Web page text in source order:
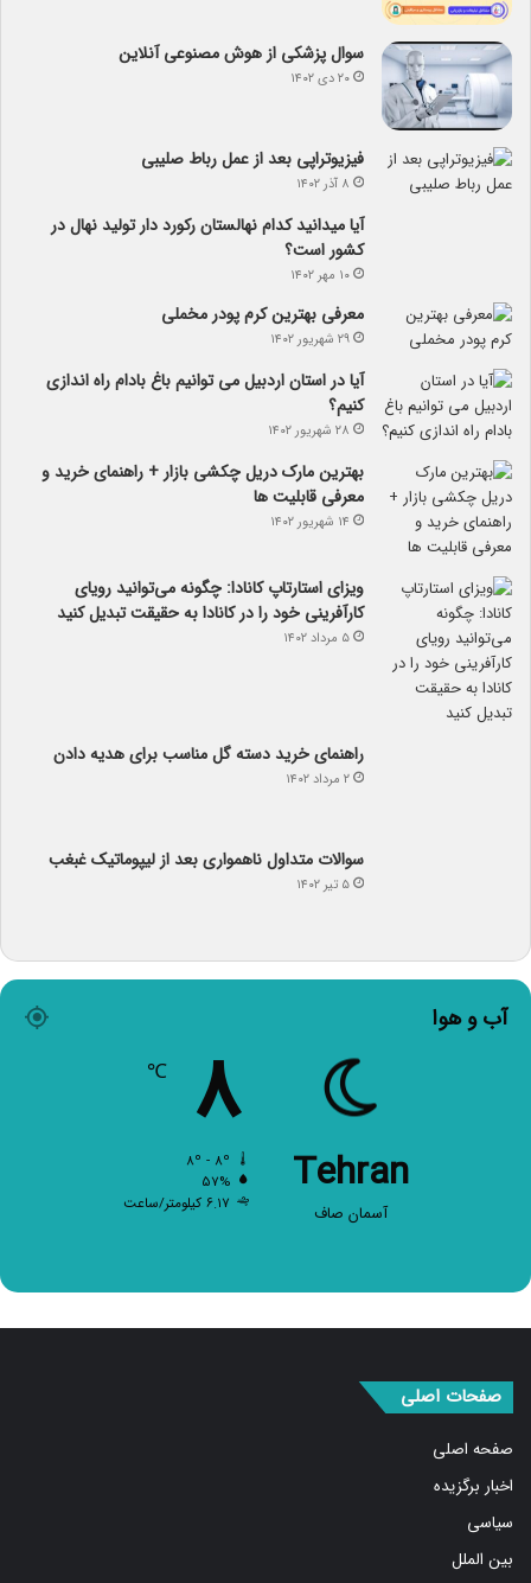
سوال پزشکی از هوش مصنوعی آنلاین
۲۰ دی ۱۴۰۲
فیزیوتراپی بعد از عمل رباط صلیبی
۸ آذر ۱۴۰۲
آیا می­دانید کدام نهالستان رکورد دار تولید نهال­ در
کشور است؟
۱۰ مهر ۱۴۰۲
معرفی بهترین کرم پودر مخملی
۲۹ شهریور ۱۴۰۲
آیا در استان اردبیل می توانیم باغ بادام راه اندازی
کنیم؟
۲۸ شهریور ۱۴۰۲
بهترین مارک دریل چکشی بازار + راهنمای خرید و
معرفی قابلیت ها
۱۴ شهریور ۱۴۰۲
ویزای استارتاپ کانادا: چگونه می‌توانید رویای
کارآفرینی خود را در کانادا به حقیقت تبدیل کنید
۵ مرداد ۱۴۰۲
راهنمای خرید دسته گل مناسب برای هدیه دادن
۲ مرداد ۱۴۰۲
سوالات متداول ناهمواری بعد از لیپوماتیک غبغب
۵ تیر ۱۴۰۲
آب و هوا
Tehran
آسمان صاف
۸
۵۷%
۶.۱۷ کیلومتر/ساعت
صفحه اصلی
اخبار برگزیده
سیاسی
بین الملل
اجتماعی